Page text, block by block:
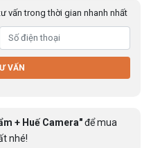
vấn trong thời gian nhanh nhất
VẤN
+ Huế Camera"để mua
nhé!